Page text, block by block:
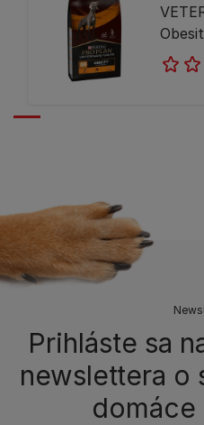
Prihláste sa
newslettera o
domáce